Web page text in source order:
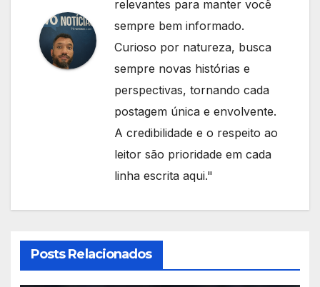
relevantes para manter você
sempre bem informado.
Curioso por natureza, busca
sempre novas histórias e
perspectivas, tornando cada
postagem única e envolvente.
A credibilidade e o respeito ao
leitor são prioridade em cada
linha escrita aqui."
Posts Relacionados